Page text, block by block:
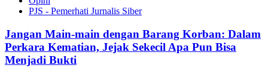
PJS - Pemerhati Jurnalis Siber
Jangan Main-main dengan Barang Korban: Dalam
Perkara Kematian, Jejak Sekecil Apa Pun Bisa
Menjadi Bukti